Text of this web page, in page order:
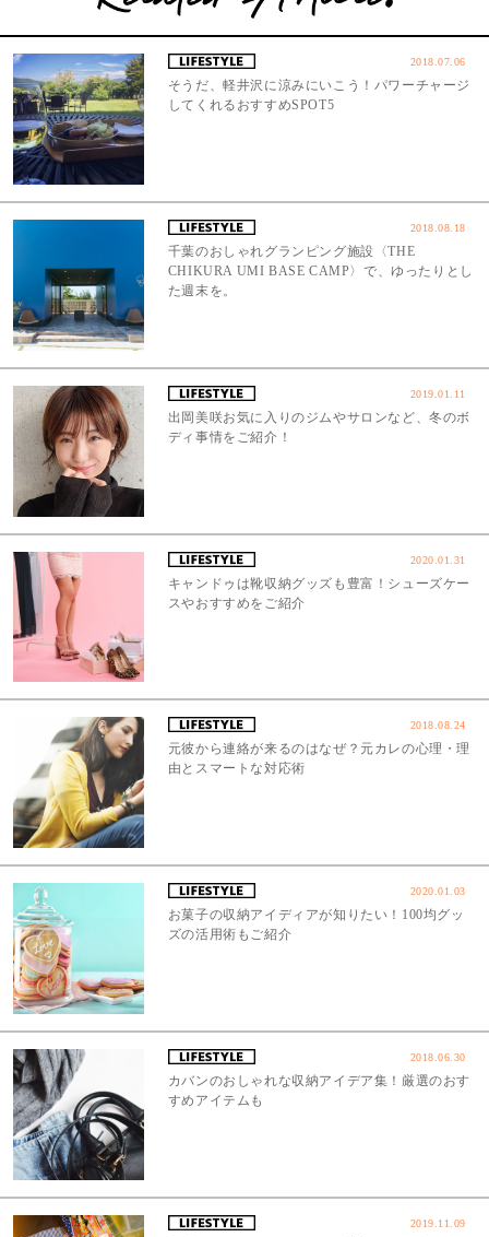
2018.07.06
そうだ、軽井沢に涼みにいこう！パワーチャージ
してくれるおすすめSPOT5
2018.08.18
千葉のおしゃれグランピング施設〈THE
CHIKURA UMI BASE CAMP〉で、ゆったりとし
た週末を。
2019.01.11
出岡美咲お気に入りのジムやサロンなど、冬のボ
ディ事情をご紹介！
2020.01.31
キャンドゥは靴収納グッズも豊富！シューズケー
スやおすすめをご紹介
2018.08.24
元彼から連絡が来るのはなぜ？元カレの心理・理
由とスマートな対応術
2020.01.03
お菓子の収納アイディアが知りたい！100均グッ
ズの活用術もご紹介
2018.06.30
カバンのおしゃれな収納アイデア集！厳選のおす
すめアイテムも
2019.11.09